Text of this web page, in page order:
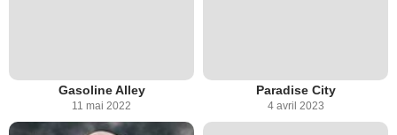
Gasoline Alley
11 mai 2022
Paradise City
4 avril 2023